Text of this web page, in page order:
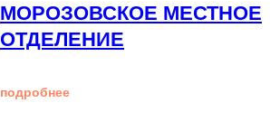
МОРОЗОВСКОЕ МЕСТНОЕ
ОТДЕЛЕНИЕ
подробнее